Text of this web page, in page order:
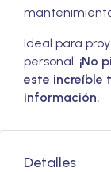
Ideal para
personal. ¡No
este increíble
información.
Detalles